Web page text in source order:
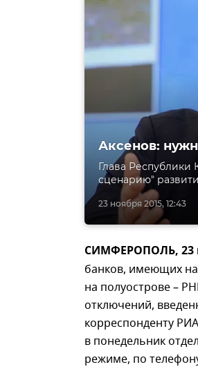
23 ноября 2015, 12:43
Аксенов:
Глава
сценарию"
СИМФЕРОПОЛЬ, 23
банков, имеющих
на полуострове –
отключений,
корреспонденту
в понедельник
режиме, по